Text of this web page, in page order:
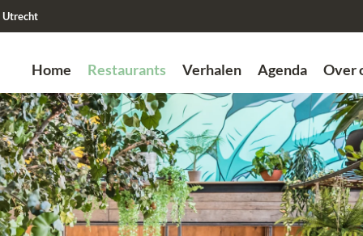
Vorige
Vorige
Utrecht
Home Restaurants Verhalen Agenda Over
Zoek